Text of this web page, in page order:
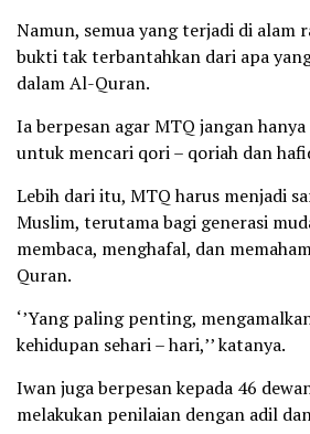
Namun, semua yang terjadi di alam
bukti tak terbantahkan dari apa
dalam Al-Quran.
Ia berpesan agar MTQ jangan
untuk mencari qori – qoriah dan
Lebih dari itu, MTQ harus menjadi
Muslim, terutama bagi generasi
membaca, menghafal, dan
Quran.
‘’Yang paling penting,
kehidupan sehari – hari,’’ katanya.
Iwan juga berpesan kepada 46
melakukan penilaian dengan adil